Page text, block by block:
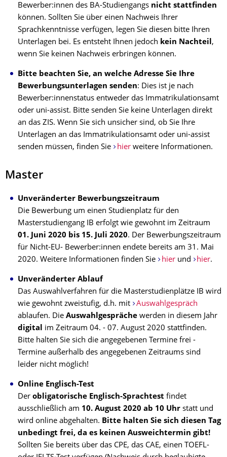
Bewerber:innen des BA-Studiengangs nicht stattfinden
können. Sollten Sie über einen Nachweis Ihrer
Sprachkenntnisse verfügen, legen Sie diesen bitte Ihren
Unterlagen bei. Es entsteht Ihnen jedoch kein Nachteil,
wenn Sie keinen Nachweis erbringen können.
Bitte beachten Sie, an welche Adresse Sie Ihre
Bewerbungsunterlagen senden: Dies ist je nach
Bewerber:innenstatus entweder das Immatrikulationsamt
oder uni-assist. Bitte senden Sie keine Unterlagen direkt
an das ZIS. Wenn Sie sich unsicher sind, ob Sie Ihre
Unterlagen an das Immatrikulationsamt oder uni-assist
senden müssen, finden Sie
hier weitere Informationen.
Master
Unveränderter Bewerbungszeitraum
Die Bewerbung um einen Studienplatz für den
Masterstudiengang IB erfolgt wie gewohnt im Zeitraum
01. Juni 2020 bis 15. Juli 2020. Der Bewerbungszeitraum
für Nicht-EU- Bewerber:innen endete bereits am 31. Mai
2020. Weitere Informationen finden Sie
hierund hier.
Unveränderter Ablauf
Das Auswahlverfahren für die Masterstudienplätze IB wird
wie gewohnt zweistufig, d.h. mit
Auswahlgespräch
ablaufen. Die Auswahlgespräche werden in diesem Jahr
digital im Zeitraum 04. - 07. August 2020 stattfinden.
Bitte halten Sie sich die angegebenen Termine frei -
Termine außerhalb des angegebenen Zeitraums sind
leider nicht möglich!
Online Englisch-Test
Der obligatorische Englisch-Sprachtest findet
ausschließlich am 10. August 2020 ab 10 Uhr statt und
wird online abgehalten. Bitte halten Sie sich diesen Tag
unbedingt frei, da es keinen Ausweichtermin gibt!
Sollten Sie bereits über das CPE, das CAE, einen TOEFL-